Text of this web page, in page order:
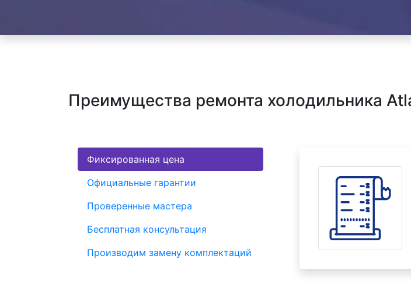
Преимущества ремонта холодильника
Фиксированная цена
Официальные гарантии
Проверенные мастера
Бесплатная консультация
Производим замену комплектаций